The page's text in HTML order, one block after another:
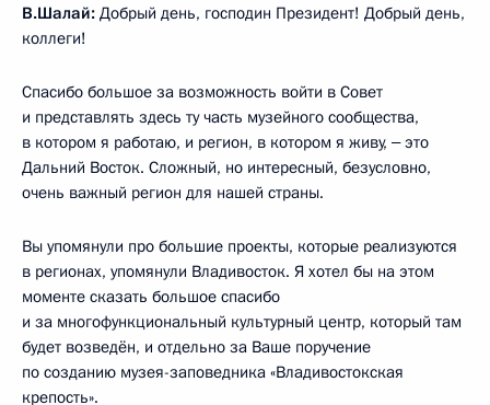
В.Шалай: Добрый день, господин Президент! Добрый день,
коллеги!
Спасибо большое за возможность войти в Совет
и представлять здесь ту часть музейного сообщества,
в котором я работаю, и регион, в котором я живу, ‒ это
Дальний Восток. Сложный, но интересный, безусловно,
очень важный регион для нашей страны.
Вы упомянули про большие проекты, которые реализуются
в регионах, упомянули Владивосток. Я хотел бы на этом
моменте сказать большое спасибо
и за многофункциональный культурный центр, который там
будет возведён, и отдельно за Ваше поручение
по созданию музея-заповедника «Владивостокская
крепость».